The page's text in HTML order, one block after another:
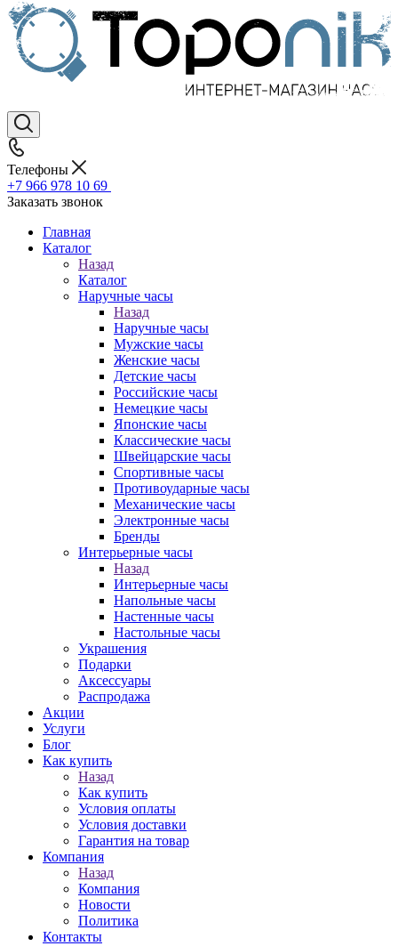
Телефоны
+7 966 978 10 69
Заказать звонок
Главная
Каталог
Назад
Каталог
Наручные часы
Назад
Наручные часы
Мужские часы
Женские часы
Детские часы
Российские часы
Немецкие часы
Японские часы
Классические часы
Швейцарские часы
Спортивные часы
Противоударные часы
Механические часы
Электронные часы
Бренды
Интерьерные часы
Назад
Интерьерные часы
Напольные часы
Настенные часы
Настольные часы
Украшения
Подарки
Аксессуары
Распродажа
Акции
Услуги
Блог
Как купить
Назад
Как купить
Условия оплаты
Условия доставки
Гарантия на товар
Компания
Назад
Компания
Новости
Политика
Контакты